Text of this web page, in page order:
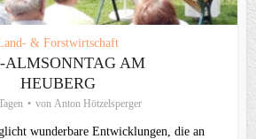
& Forstwirtschaft
ALMSONNTAG AM
HEUBERG
von Anton Hötzelsperger
wunderbare Entwicklungen, die an